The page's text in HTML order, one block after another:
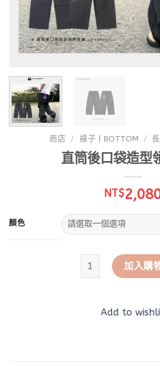
商店 / 褲子 | BOTTOM /
直筒後口袋造型
NT$
顏色
直筒後口袋造型領帶
加入購
Add to